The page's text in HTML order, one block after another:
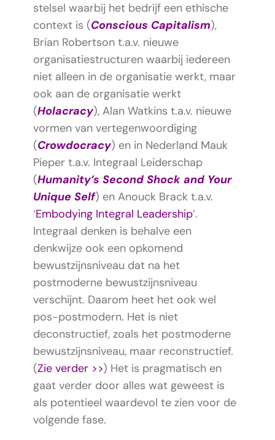
stelsel waarbij het bedrijf een ethische
context is (Conscious Capitalism),
Brian Robertson t.a.v. nieuwe
organisatiestructuren waarbij iedereen
niet alleen in de organisatie werkt, maar
ook aan de organisatie werkt
(Holacracy), Alan Watkins t.a.v. nieuwe
vormen van vertegenwoordiging
(Crowdocracy) en in Nederland Mauk
Pieper t.a.v. Integraal Leiderschap
(Humanity’s Second Shock and Your
Unique Self) en Anouck Brack t.a.v.
‘Embodying Integral Leadership‘.
Integraal denken is behalve een
denkwijze ook een opkomend
bewustzijnsniveau dat na het
postmoderne bewustzijnsniveau
verschijnt. Daarom heet het ook wel
pos-postmodern. Het is niet
deconstructief, zoals het postmoderne
bewustzijnsniveau, maar reconstructief.
(Zie verder >>) Het is pragmatisch en
gaat verder door alles wat geweest is
als potentieel waardevol te zien voor de
volgende fase.